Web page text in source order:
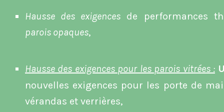
Hausse des exigences de performances
parois opaques,
Hausse des exigences pour les parois vitrées :
nouvelles exigences pour les porte de
vérandas et verrières,